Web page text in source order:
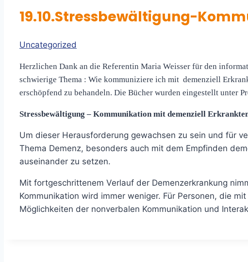
19.10.Stressbewältigung-
Uncategorized
Herzlichen Dank an die Referentin Maria Weisser für den
schwierige Thema : Wie kommuniziere ich mit demenziell
erschöpfend zu behandeln. Die Bücher wurden eingestellt
Stressbewältigung – Kommunikation mit demenziell
Um dieser Herausforderung gewachsen zu sein und für
Thema Demenz, besonders auch mit dem Empfinden
auseinander zu setzen.
Mit fortgeschrittenem Verlauf der Demenzerkrankung
Kommunikation wird immer weniger. Für Personen, die
Möglichkeiten der nonverbalen Kommunikation und